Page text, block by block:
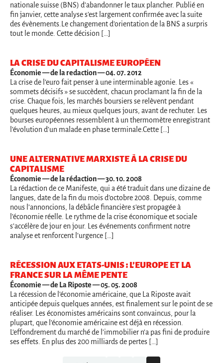
nationale suisse (BNS) d’abandonner le taux plancher. Publié en
fin janvier, cette analyse s’est largement confirmée avec la suite
des évènements.Le changement d’orientation de la BNS a surpris
tout le monde. Cette décision […]
LA CRISE DU CAPITALISME EUROPÉEN
Économie— de la redaction — 04. 07. 2012
La crise de l’euro fait penser à une interminable agonie. Les «
sommets décisifs » se succèdent, chacun proclamant la fin de la
crise. Chaque fois, les marchés boursiers se relèvent pendant
quelques heures, au mieux quelques jours, avant de rechuter. Les
bourses européennes ressemblent à un thermomètre enregistrant
l’évolution d’un malade en phase terminale.Cette […]
UNE ALTERNATIVE MARXISTE À LA CRISE DU
CAPITALISME
Économie— de la rédaction — 30. 10. 2008
La rédaction de ce Manifeste, qui a été traduit dans une dizaine de
langues, date de la fin du mois d’octobre 2008. Depuis, comme
nous l’annoncions, la débâcle financière s’est propagée à
l’économie réelle. Le rythme de la crise économique et sociale
s’accélère de jour en jour. Les événements confirment notre
analyse et renforcent l’urgence […]
RÉCESSION AUX ETATS-UNIS : L’EUROPE ET LA
FRANCE SUR LA MÊME PENTE
Économie— de La Riposte — 05. 05. 2008
La récession de l’économie américaine, que La Riposte avait
anticipée depuis quelques années, est finalement sur le point de se
réaliser. Les économistes américains sont convaincus, pour la
plupart, que l’économie américaine est déjà en récession.
L’effondrement du marché de l’immobilier n’a pas fini de produire
ses effets. En plus des 200 milliards de pertes […]